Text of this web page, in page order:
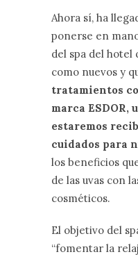
Ahora sí, ha
ponerse en
del spa del hotel
como nuevos y
tratamientos
marca ESDOR,
estaremos
cuidados para
los beneficios
de las uvas con
cosméticos.
El objetivo del
“fomentar la